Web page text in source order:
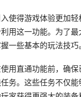
使得游戏体验更加
用这一功能。为了
一些基本的玩法技巧
用直通功能前，确保
务。这些任务不仅能